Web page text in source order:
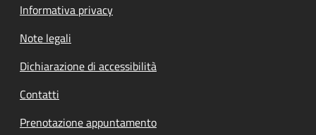
Informativa privacy
Note legali
Dichiarazione di accessibilità
Contatti
Prenotazione appuntamento